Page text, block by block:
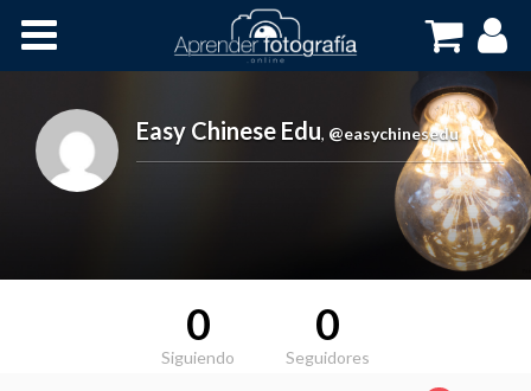
Cursos OnLine
Easy Chinese Edu, @easychinesedu
0
Siguiendo
0
Seguidores